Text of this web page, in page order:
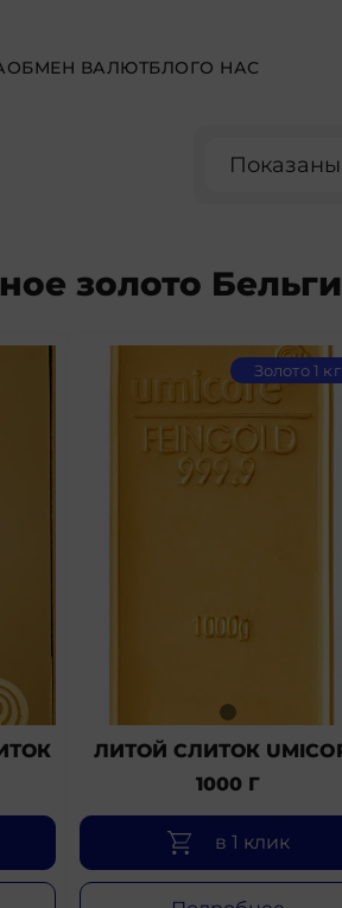
ОБМЕН ВАЛЮТБЛОГО НАС
Показаны
золото
Золото 1 кг
ЛИТОЙ СЛИТОК
1000 Г
в 1 клик